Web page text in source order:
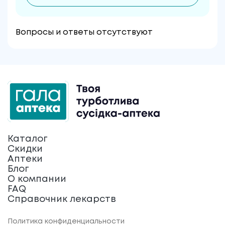
Вопросы и ответы отсутствуют
Каталог
Скидки
Аптеки
Блог
О компании
FAQ
Справочник лекарств
Политика конфиденциальности